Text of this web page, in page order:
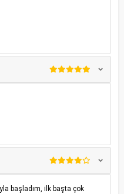
başladım, ilk başta çok